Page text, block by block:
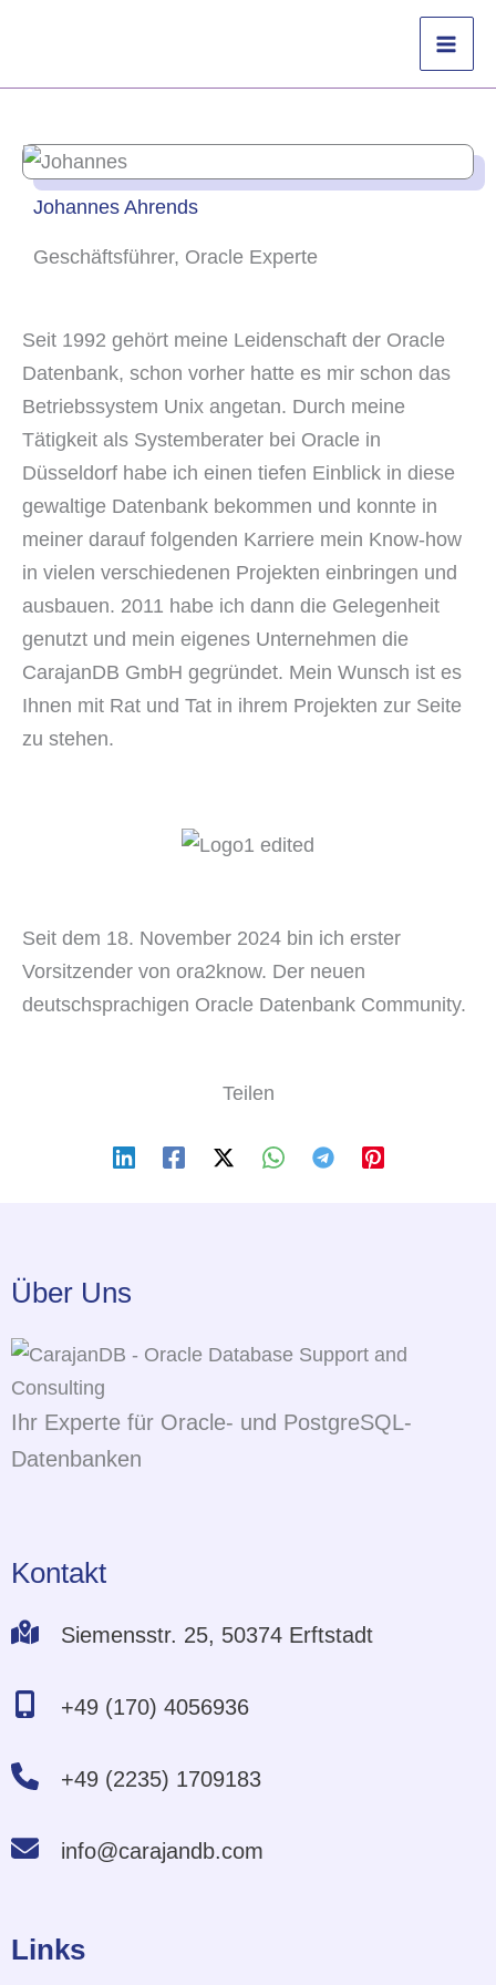
Johannes Ahrends
Geschäftsführer, Oracle Experte
Seit 1992 gehört meine Leidenschaft der Oracle
Datenbank, schon vorher hatte es mir schon das
Betriebssystem Unix angetan. Durch meine
Tätigkeit als Systemberater bei Oracle in
Düsseldorf habe ich einen tiefen Einblick in diese
gewaltige Datenbank bekommen und konnte in
meiner darauf folgenden Karriere mein Know-how
in vielen verschiedenen Projekten einbringen und
ausbauen. 2011 habe ich dann die Gelegenheit
genutzt und mein eigenes Unternehmen die
CarajanDB GmbH gegründet. Mein Wunsch ist es
Ihnen mit Rat und Tat in ihrem Projekten zur Seite
zu stehen.
Seit dem 18. November 2024 bin ich erster
Vorsitzender von ora2know. Der neuen
deutschsprachigen Oracle Datenbank Community.
Teilen
Über Uns
Ihr Experte für Oracle- und PostgreSQL-
Datenbanken
Kontakt
Siemensstr. 25, 50374 Erftstadt
+49 (170) 4056936
+49 (2235) 1709183
info@carajandb.com
Links